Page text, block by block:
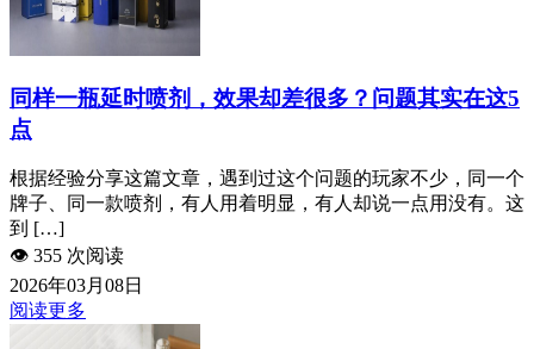
同样一瓶延时喷剂，效果却差很多？问题其实在这5
点
根据经验分享这篇文章，遇到过这个问题的玩家不少，同一个
牌子、同一款喷剂，有人用着明显，有人却说一点用没有。这
到 […]
👁️ 355 次阅读
2026年03月08日
阅读更多